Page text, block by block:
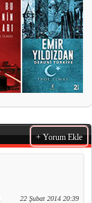
+ Yorum Ekle
22 Şubat 2014 20:39